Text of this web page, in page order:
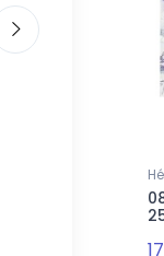
SUR COMMANDE,